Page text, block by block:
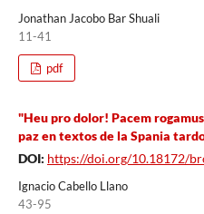
Jonathan Jacobo Bar Shuali
11-41
pdf
"Heu pro dolor! Pacem
paz en textos de la Spania
DOI: https://doi.org/10.18172/
Ignacio Cabello Llano
43-95